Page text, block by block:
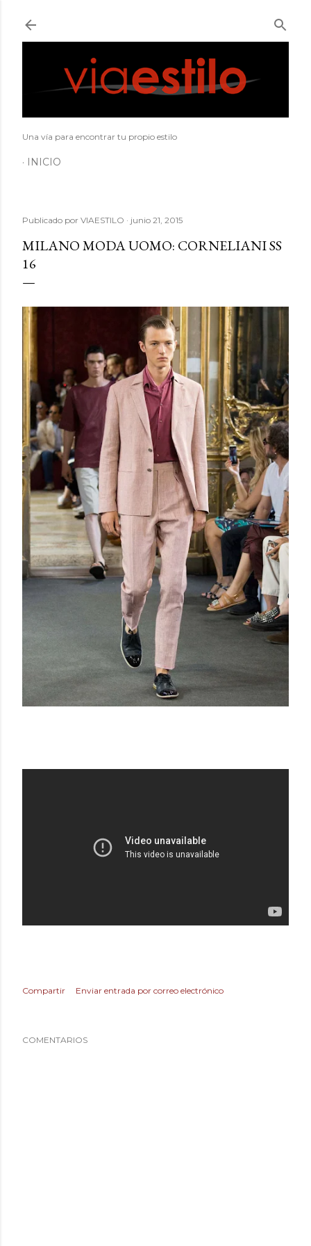
Una vía para encontrar tu propio estilo
INICIO
Publicado por VIAESTILO junio 21, 2015
MILANO MODA UOMO: CORNELIANI SS
16
Compartir Enviar entrada por correo electrónico
COMENTARIOS